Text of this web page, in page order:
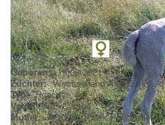
WLA Perfect
Geboren: 15.08.2021
Züchter: Wechselland Alpaka [WLA]
Typ: Huacaya
Vater: WIE Cyrano
Mutter: AOG ZL Black Princess